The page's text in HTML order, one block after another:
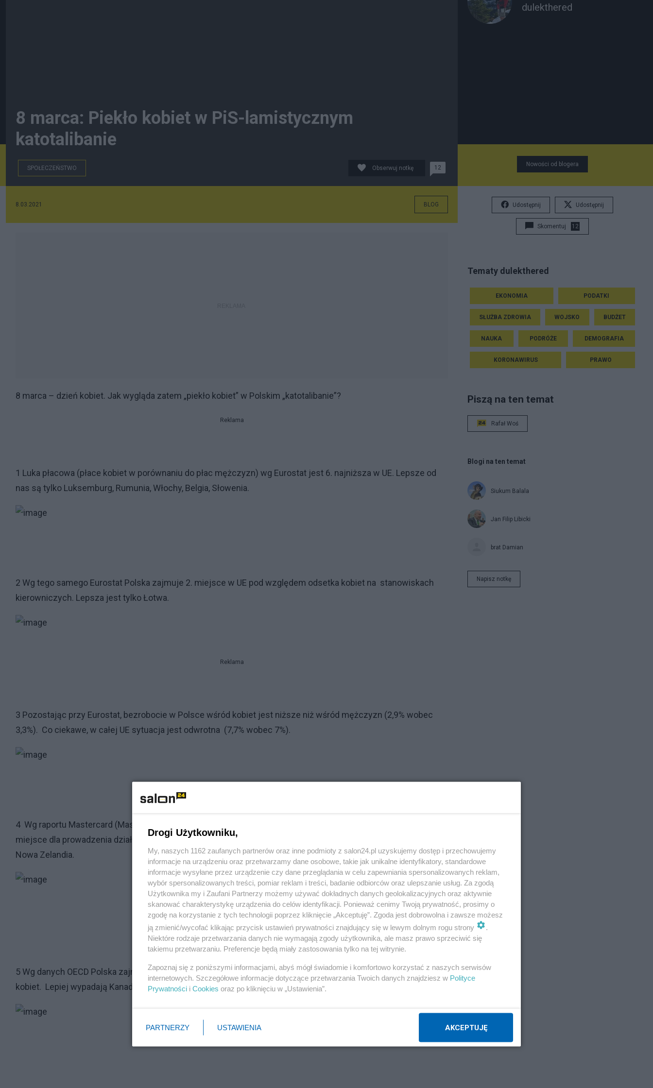
8 marca: Piekło kobiet w PiS-lamistycznym
katotalibanie
SPOŁECZEŃSTWO Obserwuj notkę 12
8.03.2021 BLOG
8 marca – dzień kobiet. Jak wygląda zatem „piekło kobiet” w Polskim „katotalibanie”?
Reklama
1 Luka płacowa (płace kobiet w porównaniu do płac mężczyzn) wg Eurostat jest 6. najniższa w UE. Lepsze od
nas są tylko Luksemburg, Rumunia, Włochy, Belgia, Słowenia.
2 Wg tego samego Eurostat Polska zajmuje 2. miejsce w UE pod względem odsetka kobiet na stanowiskach
kierowniczych. Lepsza jest tylko Łotwa.
Reklama
3 Pozostając przy Eurostat, bezrobocie w Polsce wśród kobiet jest niższe niż wśród mężczyzn (2,9% wobec
3,3%). Co ciekawe, w całej UE sytuacja jest odwrotna (7,7% wobec 7%).
4 Wg raportu Mastercard (Mastercard Index of Women Entrepreneurs 2020) Polska to 5. najlepsze na świecie
miejsce dla prowadzenia działalności gospodarczej przez kobiety. Lepsze są od nas Izrael, USA, Szwajcaria i
Nowa Zelandia.
Reklama
5 Wg danych OECD Polska zajmuje 5. miejsce wśród krajów tejże organizacji z najniższą przemocą wobec
kobiet. Lepiej wypadają Kanada, Chile, Szwajcaria, Austria.
dulekthered
Nowości od blogera
Udostępnij Udostępnij
Skomentuj 12
Tematy dulekthered
EKONOMIA PODATKI
SŁUŻBA ZDROWIA WOJSKO BUDŻET
NAUKA PODRÓŻE DEMOGRAFIA
KORONAWIRUS PRAWO
Piszą na ten temat
Rafał Woś
Blogi na ten temat
Siukum Balala
Jan Filip Libicki
brat Damian
Napisz notkę
Drogi Użytkowniku,
My, naszych 1162 zaufanych partnerów oraz inne podmioty z salon24.pl uzyskujemy dostęp i przechowujemy
informacje na urządzeniu oraz przetwarzamy dane osobowe, takie jak unikalne identyfikatory, standardowe
informacje wysyłane przez urządzenie czy dane przeglądania w celu zapewniania spersonalizowanych reklam,
wybór spersonalizowanych treści, pomiar reklam i treści, badanie odbiorców oraz ulepszanie usług. Za zgodą
Użytkownika my i Zaufani Partnerzy możemy używać dokładnych danych geolokalizacyjnych oraz aktywnie
skanować charakterystykę urządzenia do celów identyfikacji. Ponieważ cenimy Twoją prywatność, prosimy o
zgodę na korzystanie z tych technologii poprzez kliknięcie „Akceptuję”. Zgoda jest dobrowolna i zawsze możesz
ją zmienić/wycofać klikając przycisk ustawień prywatności znajdujący się w lewym dolnym rogu strony
.
Niektóre rodzaje przetwarzania danych nie wymagają zgody użytkownika, ale masz prawo sprzeciwić się
takiemu przetwarzaniu. Preferencje będą miały zastosowania tylko na tej witrynie.
Zapoznaj się z poniższymi informacjami, abyś mógł świadomie i komfortowo korzystać z naszych serwisów
internetowych. Szczegółowe informacje dotyczące przetwarzania Twoich danych znajdziesz w Polityce
Prywatności i Cookies oraz po kliknięciu w „Ustawienia”.
PARTNERZY USTAWIENIA AKCEPTUJĘ